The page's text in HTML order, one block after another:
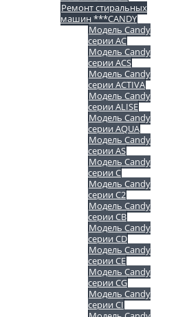
Ремонт стиральных
машин ***CANDY
Модель Candy
серии AC
Модель Candy
серии ACS
Модель Candy
серии ACTIVA
Модель Candy
серии ALISE
Модель Candy
серии AQUA
Модель Candy
серии AS
Модель Candy
серии C
Модель Candy
серии C2
Модель Candy
серии CB
Модель Candy
серии CD
Модель Candy
серии CE
Модель Candy
серии CG
Модель Candy
серии CI